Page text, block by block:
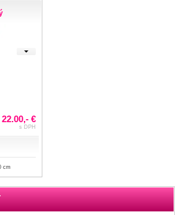
22.00,- €
s DPH
cm